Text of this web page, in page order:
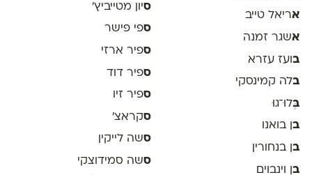
אריאל טייב
אשגר זמנה
בועז עזרא
בלה קמינסקי
בְּלוּ־גוּ
בן בואנו
בן בנחורין
בן וינבוים
סיון מטייביץ׳
ספי פישר
ספיר ארזי
ספיר דוד
ספיר זיו
סקראצ׳
סשה לייקין
סשה סמידוצקי